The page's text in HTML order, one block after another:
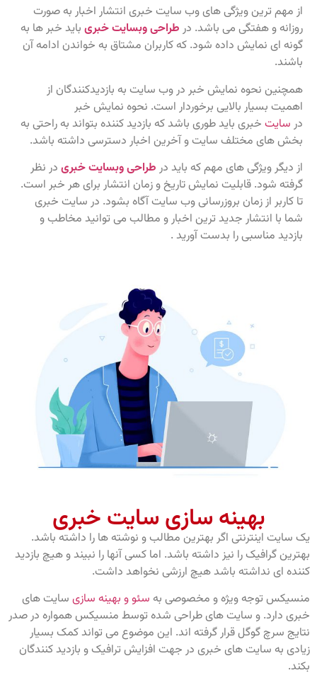
از مهم ترین ویژگی های وب سایت خبری انتشار اخبار به صورت
روزانه و هفتگی می باشد. در طراحی وبسایت خبری باید خبر ها به
گونه ای نمایش داده شود. که کاربران مشتاق به خواندن ادامه آن
باشند.
همچنین نحوه نمایش خبر در وب سایت به بازدیدکنندگان از
اهمیت بسیار بالایی برخوردار است. نحوه نمایش خبر
در سایت خبری باید طوری باشد که بازدید کننده بتواند به راحتی به
بخش های مختلف سایت و آخرین اخبار دسترسی داشته باشد.
از دیگر ویژگی های مهم که باید در طراحی وبسایت خبری در نظر
گرفته شود. قابلیت نمایش تاریخ و زمان انتشار برای هر خبر است.
تا کاربر از زمان بروزرسانی وب سایت آگاه بشود. در سایت خبری
شما با انتشار جدید ترین اخبار و مطالب می توانید مخاطب و
بازدید مناسبی را بدست آورید .
بهینه سازی سایت خبری
یک سایت اینترنتی اگر بهترین مطالب و نوشته ها را داشته باشد.
بهترین گرافیک را نیز داشته باشد. اما کسی آنها را نبیند و هیچ بازدید
کننده ای نداشته باشد هیچ ارزشی نخواهد داشت.
منسیکس توجه ویژه و مخصوصی به سئو و بهینه سازی سایت های
خبری دارد. و سایت های طراحی شده توسط منسیکس همواره در صدر
نتایج سرچ گوگل قرار گرفته اند. این موضوع می تواند کمک بسیار
زیادی به سایت های خبری در جهت افزایش ترافیک و بازدید کنندگان
بکند.